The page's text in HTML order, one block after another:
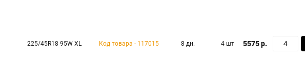
225/45R18 95W XL Код товара - 117015 8 дн. 4 шт 5575 р.